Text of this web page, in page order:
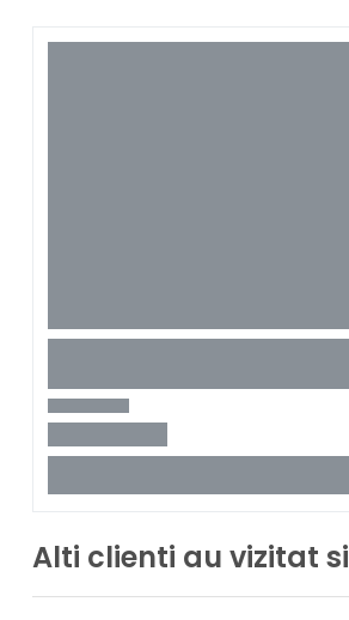
Alti clienti au vizitat si